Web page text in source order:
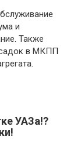
и
Также
в МКПП
УАЗа!?